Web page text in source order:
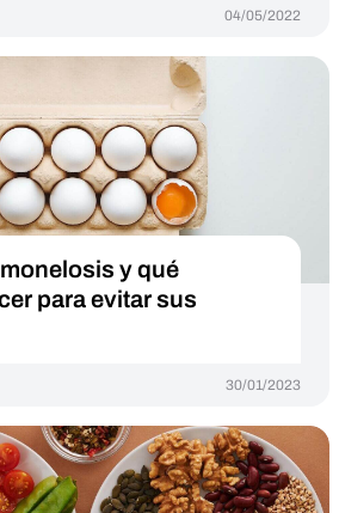
04/05/2022
y qué
para evitar sus
30/01/2023